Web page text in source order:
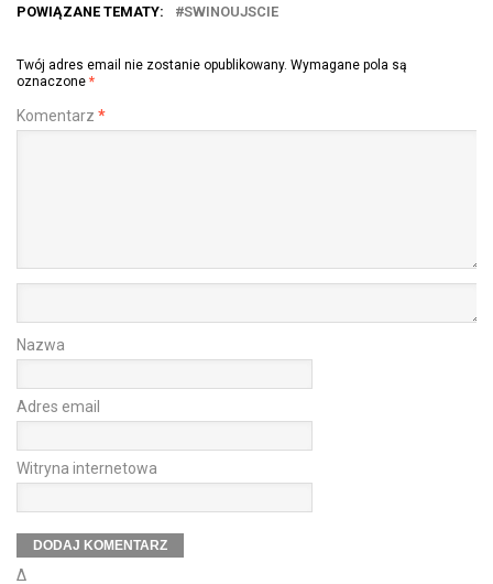
POWIĄZANE TEMATY: SWINOUJSCIE
Twój adres email nie zostanie opublikowany. Wymagane pola są
oznaczone *
Komentarz *
Nazwa
Adres email
Witryna internetowa
Δ